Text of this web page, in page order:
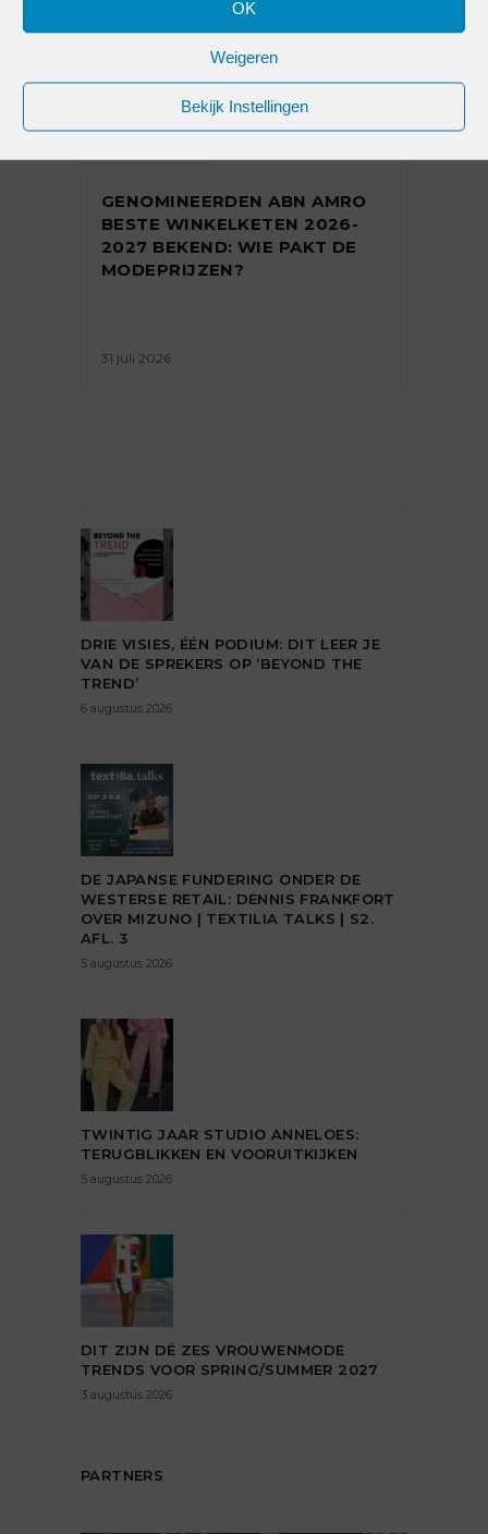
OK
Weigeren
Bekijk Instellingen
GENOMINEERDEN ABN AMRO
BESTE WINKELKETEN 2026-
2027 BEKEND: WIE PAKT DE
MODEPRIJZEN?
31 juli 2026
DRIE VISIES, ÉÉN PODIUM: DIT LEER JE
VAN DE SPREKERS OP ‘BEYOND THE
TREND’
6 augustus 2026
DE JAPANSE FUNDERING ONDER DE
WESTERSE RETAIL: DENNIS FRANKFORT
OVER MIZUNO | TEXTILIA TALKS | S2.
AFL. 3
5 augustus 2026
TWINTIG JAAR STUDIO ANNELOES:
TERUGBLIKKEN EN VOORUITKIJKEN
5 augustus 2026
DIT ZIJN DÉ ZES VROUWENMODE
TRENDS VOOR SPRING/SUMMER 2027
3 augustus 2026
PARTNERS